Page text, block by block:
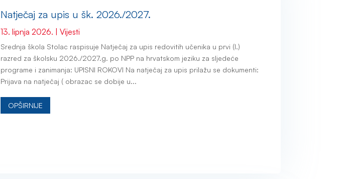
Natječaj za upis u šk. 2026./2027.
13. lipnja 2026. |Vijesti
Srednja škola Stolac raspisuje Natječaj za upis redovitih učenika u prvi (I.)
razred za školsku 2026./2027.g. po NPP na hrvatskom jeziku za sljedeće
programe i zanimanja: UPISNI ROKOVI Na natječaj za upis prilažu se dokumenti:
Prijava na natječaj ( obrazac se dobije u...
OPŠIRNIJE